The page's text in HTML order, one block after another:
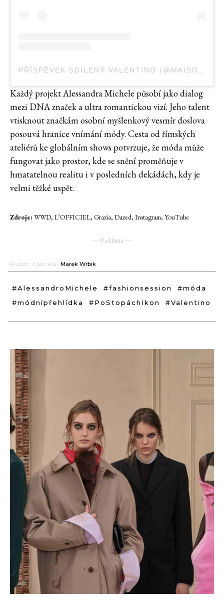
PŘÍSPĚVEK SDÍLENÝ VALENTINO (@MAISONVALENTINO)
Každý projekt Alessandra Michele působí jako dialog
mezi DNA značek a ultra romantickou vizí. Jeho talent
vtisknout značkám osobní myšlenkový vesmír doslova
posouvá hranice vnímání módy. Cesta od římských
ateliérů ke globálním shows potvrzuje, že móda může
fungovat jako prostor, kde se snění proměňuje v
hmatatelnou realitu i v posledních dekádách, kdy je
velmi těžké uspět.
Zdroje: WWD, L’OFFICIEL, Grazia, Dazed, Instagram, YouTube
― Reklama ―
Autor článku: Marek Wrbik
#AlessandroMichele #fashionsession
#móda
#módnípřehlídka
#PoStopáchIkon #Valentino